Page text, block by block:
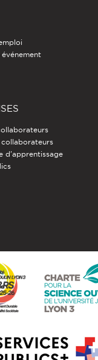
collaborateurs
d'apprentissage